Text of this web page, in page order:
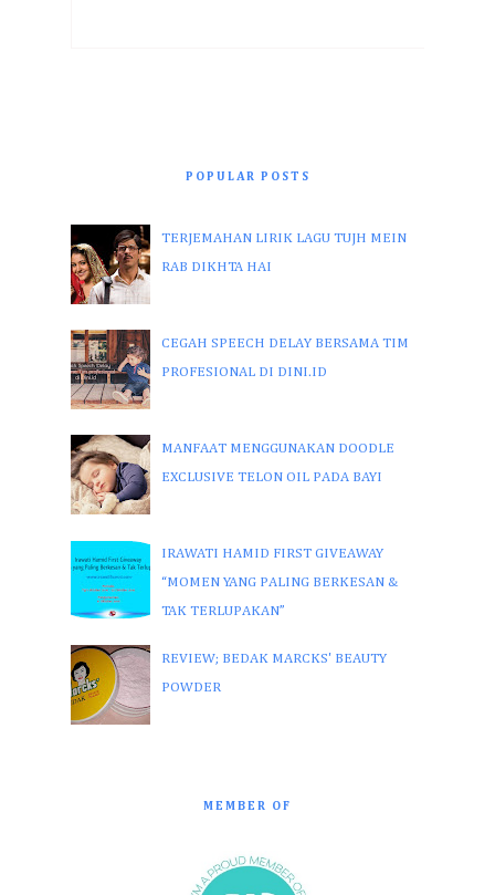
POPULAR POSTS
TERJEMAHAN LIRIK LAGU TUJH MEIN
RAB DIKHTA HAI
CEGAH SPEECH DELAY BERSAMA TIM
PROFESIONAL DI DINI.ID
MANFAAT MENGGUNAKAN DOODLE
EXCLUSIVE TELON OIL PADA BAYI
IRAWATI HAMID FIRST GIVEAWAY
“MOMEN YANG PALING BERKESAN &
TAK TERLUPAKAN”
REVIEW; BEDAK MARCKS' BEAUTY
POWDER
MEMBER OF